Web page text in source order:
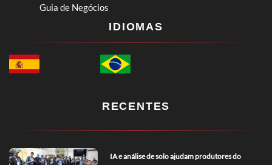
Guia de Negócios
IDIOMAS
RECENTES
IA e análise de solo ajudam produtores do